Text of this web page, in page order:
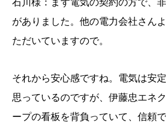
石川様：まず電気の契約の方で、
がありました。他の電力会社さん
ただいていますので。
それから安心感ですね。電気は安
思っているのですが、伊藤忠エネ
ープの看板を背負っていて、信頼